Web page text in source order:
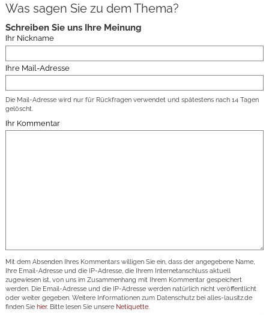
Was sagen Sie zu dem Thema?
Schreiben Sie uns Ihre Meinung
Ihr Nickname
Ihre Mail-Adresse
Die Mail-Adresse wird nur für Rückfragen verwendet und spätestens nach 14 Tagen
gelöscht.
Ihr Kommentar
Mit dem Absenden Ihres Kommentars willigen Sie ein, dass der angegebene Name,
Ihre Email-Adresse und die IP-Adresse, die Ihrem Internetanschluss aktuell
zugewiesen ist, von uns im Zusammenhang mit Ihrem Kommentar gespeichert
werden. Die Email-Adresse und die IP-Adresse werden natürlich nicht veröffentlicht
oder weiter gegeben. Weitere Informationen zum Datenschutz bei alles-lausitz.de
finden Sie hier. Bitte lesen Sie unsere Netiquette.